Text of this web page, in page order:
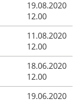
19.08.2020
12.00
11.08.2020
12.00
18.06.2020
12.00
19.06.2020